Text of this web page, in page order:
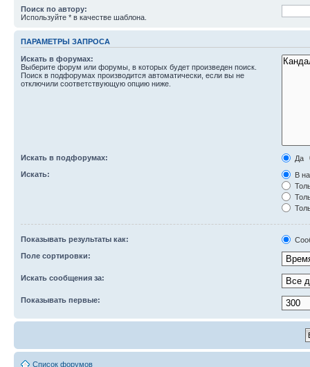
Поиск по автору:
Используйте * в качестве шаблона.
ПАРАМЕТРЫ ЗАПРОСА
Искать в форумах:
Выберите форум или форумы, в которых будет произведен поиск.
Поиск в подфорумах производится автоматически, если вы не
отключили соответствующую опцию ниже.
Искать в подфорумах:
Да
Искать:
В
Показывать результаты как:
Поле сортировки:
Искать сообщения за:
Показывать первые:
Список форумов